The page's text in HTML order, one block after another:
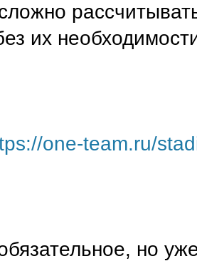
их
one-team.ru/
но